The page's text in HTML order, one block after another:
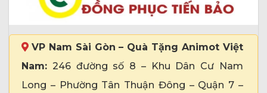
VP Nam Sài Gòn – Quà Tặng Animot Việt
Nam: 246 đường số 8 – Khu Dân Cư Nam
Long – Phường Tân Thuận Đông – Quận 7 –